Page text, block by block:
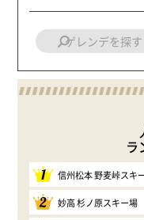
ラ
1 信州松本 野麦峠スキ
2 妙高 杉ノ原スキー場